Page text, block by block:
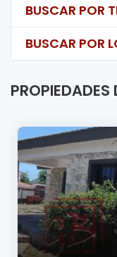
BUSCAR POR
BUSCAR POR